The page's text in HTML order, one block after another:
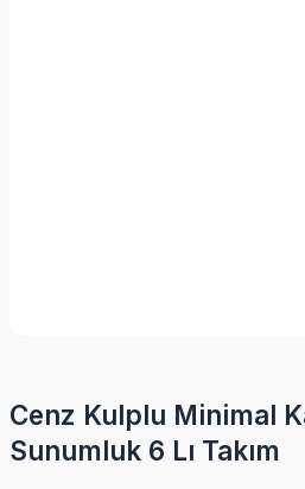
Cenz Kulplu Minimal
Sunumluk 6 Lı Takım